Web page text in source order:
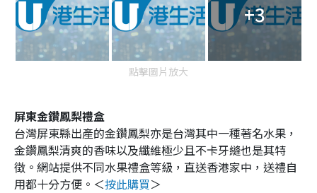
+3
點擊圖片放大
屏東金鑽鳳梨禮盒
台灣屏東縣出產的金鑽鳳梨亦是台灣其中一種著名水果，
金鑽鳳梨清爽的香味以及纖維極少且不卡牙縫也是其特
徴。網站提供不同水果禮盒等級，直送香港家中，送禮自
用都十分方便。＜按此購買＞